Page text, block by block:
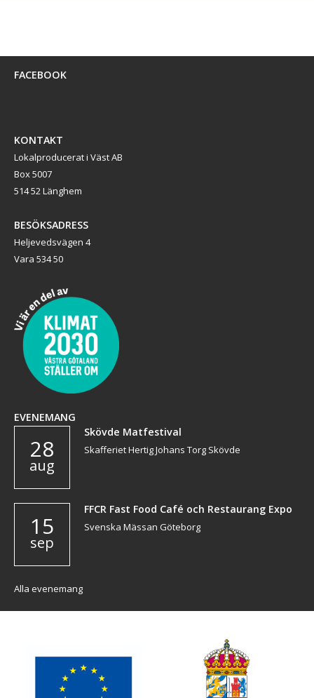
FACEBOOK
KONTAKT
Lokalproducerat i Väst AB
Box 5007
514 52 Länghem
BESÖKSADRESS
Heljevedsvägen 4
Vara 534 50
EVENEMANG
28
aug
Skövde Matfestival
Skafferiet Hertig Johans Torg Skövde
15
sep
FFCR Fast Food Café och Restaurang Expo
Svenska Mässan Göteborg
Alla evenemang